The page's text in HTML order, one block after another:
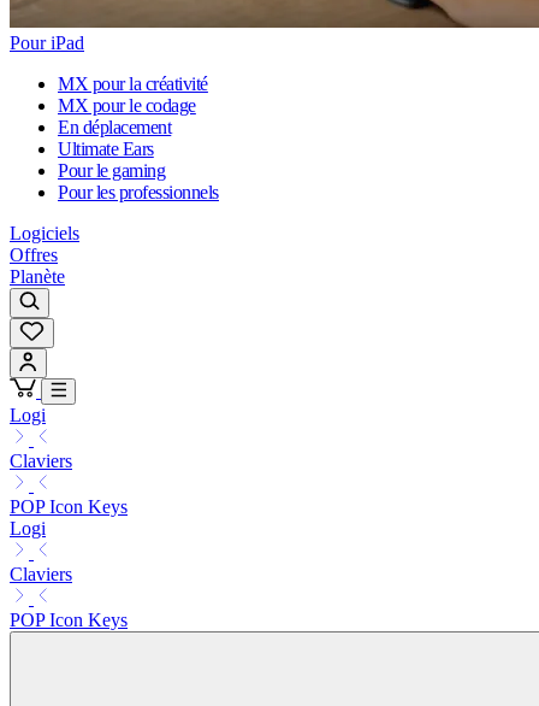
Pour iPad
MX pour la créativité
MX pour le codage
En déplacement
Ultimate Ears
Pour le gaming
Pour les professionnels
Logiciels
Offres
Planète
Logi
Claviers
POP Icon Keys
Logi
Claviers
POP Icon Keys